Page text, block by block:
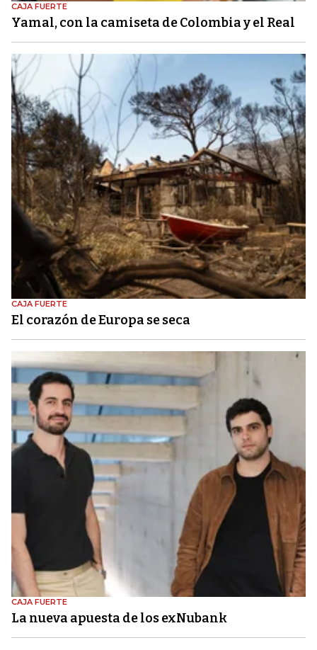
CAJA FUERTE
Yamal, con la camiseta de Colombia y el Real
CAJA FUERTE
El corazón de Europa se seca
CAJA FUERTE
La nueva apuesta de los exNubank